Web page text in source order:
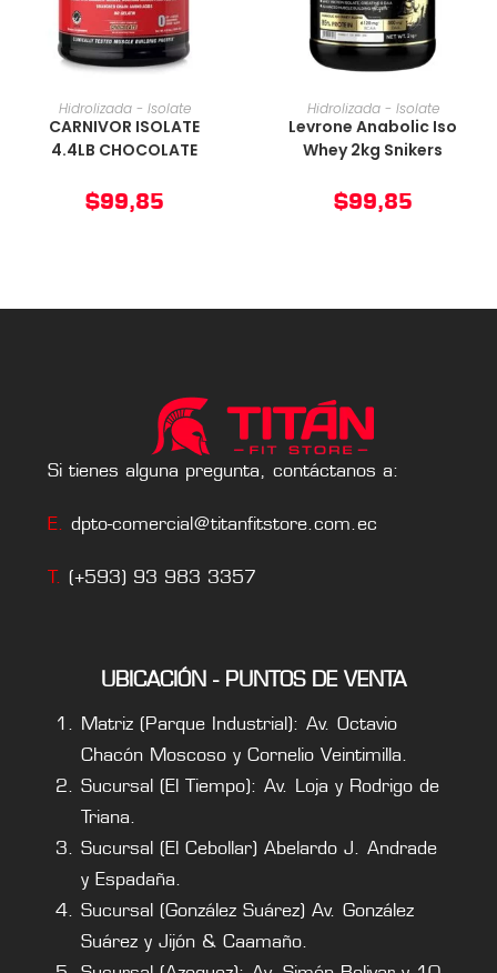
AÑADIR AL CARRITO
Hidrolizada - Isolate
CARNIVOR ISOLATE
4.4LB CHOCOLATE
$99,85
AÑADIR AL CARRITO
Hidrolizada - Isolate
Levrone Anabolic Iso
Whey 2kg Snikers
$99,85
Si tienes alguna pregunta, contáctanos a:
E. dpto-comercial@titanfitstore.com.ec
T. (+593) 93 983 3357
UBICACIÓN - PUNTOS DE VENTA
Matriz (Parque Industrial): Av. Octavio
Chacón Moscoso y Cornelio Veintimilla.
Sucursal (El Tiempo): Av. Loja y Rodrigo de
Triana.
Sucursal (El Cebollar) Abelardo J. Andrade
y Espadaña.
Sucursal (González Suárez) Av. González
Suárez y Jijón & Caamaño.